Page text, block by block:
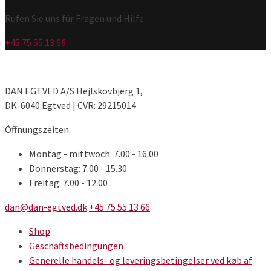
Rufen Sie uns für Fragen und Hilfe
+45 75 55 13 66
DAN EGTVED A/S Hejlskovbjerg 1,
DK-6040 Egtved | CVR: 29215014
Öffnungszeiten
Montag - mittwoch: 7.00 - 16.00
Donnerstag: 7.00 - 15.30
Freitag: 7.00 - 12.00
dan@dan-egtved.dk +45 75 55 13 66
Shop
Geschäftsbedingungen
Generelle handels- og leveringsbetingelser ved køb af